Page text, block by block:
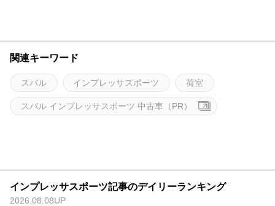
関連キーワード
スバル インプレッサスポーツ 荷室
スバル インプレッサスポーツ 中古車（PR）
インプレッサスポーツ記事のデイリーランキング
2026.08.08UP